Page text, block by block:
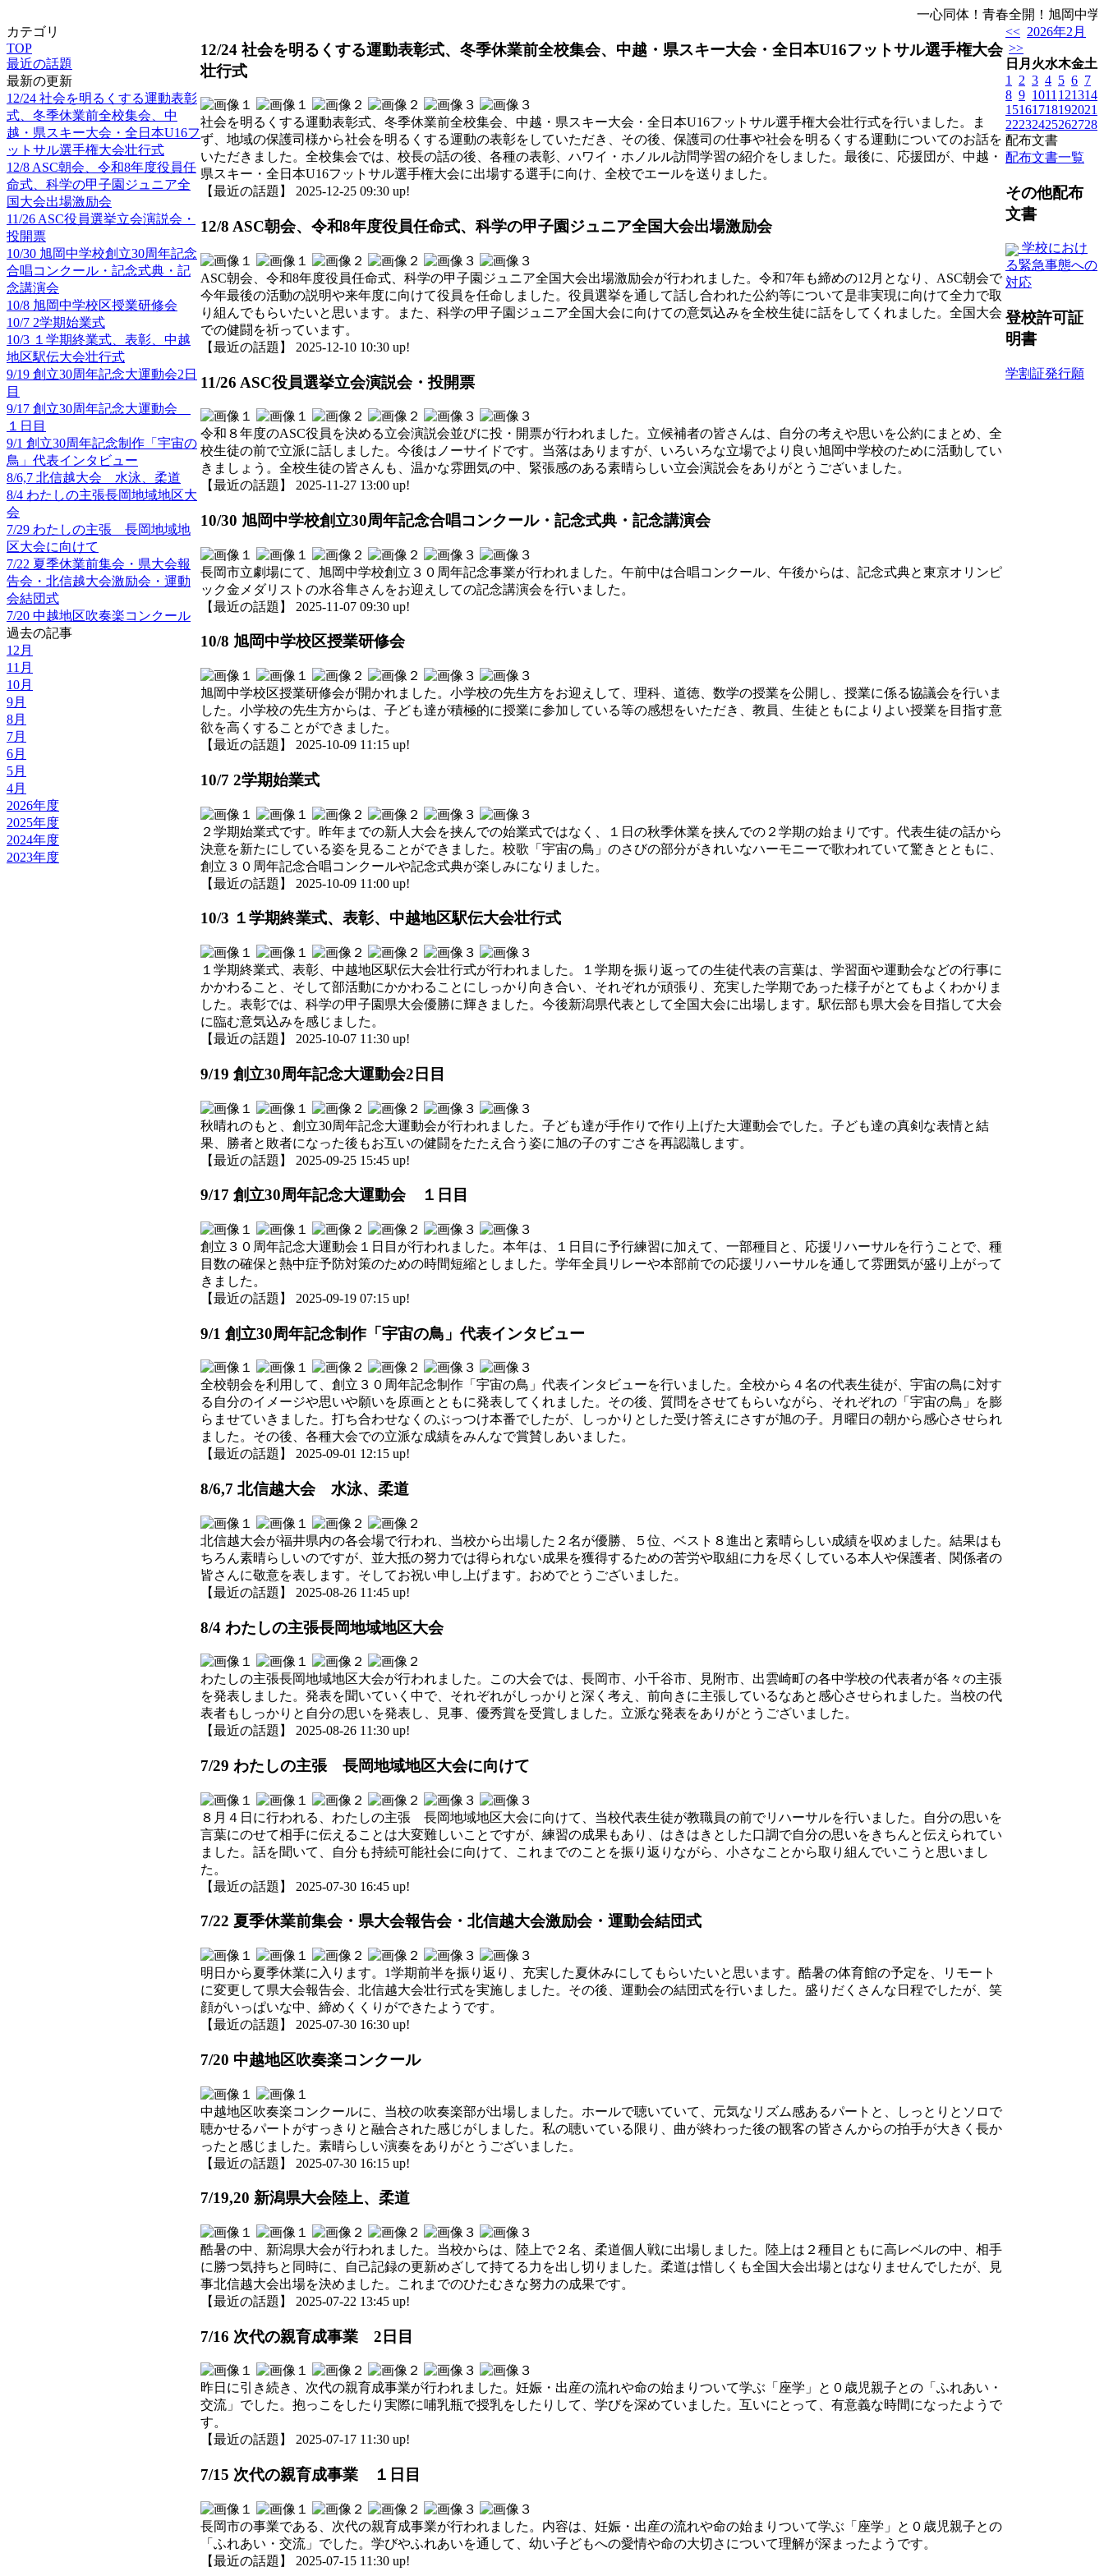
一心同体！青春全開！旭岡中
カテゴリ
TOP
最近の話題
最新の更新
12/24 社会を明るくする運動表彰
式、冬季休業前全校集会、中
越・県スキー大会・全日本U16フ
ットサル選手権大会壮行式
12/8 ASC朝会、令和8年度役員任
命式、科学の甲子園ジュニア全
国大会出場激励会
11/26 ASC役員選挙立会演説会・
投開票
10/30 旭岡中学校創立30周年記念
合唱コンクール・記念式典・記
念講演会
10/8 旭岡中学校区授業研修会
10/7 2学期始業式
10/3 １学期終業式、表彰、中越
地区駅伝大会壮行式
9/19 創立30周年記念大運動会2日
目
9/17 創立30周年記念大運動会
１日目
9/1 創立30周年記念制作「宇宙の
鳥」代表インタビュー
8/6,7 北信越大会 水泳、柔道
8/4 わたしの主張長岡地域地区大
会
7/29 わたしの主張 長岡地域地
区大会に向けて
7/22 夏季休業前集会・県大会報
告会・北信越大会激励会・運動
会結団式
7/20 中越地区吹奏楽コンクール
過去の記事
12月
11月
10月
9月
8月
7月
6月
5月
4月
2026年度
2025年度
2024年度
2023年度
12/24 社会を明るくする運動表彰式、冬季休業前全校集会、中越・県スキー大会・全日本U16フットサル選手権大会
壮行式
社会を明るくする運動表彰式、冬季休業前全校集会、中越・県スキー大会・全日本U16フットサル選手権大会壮行式を行いました。ま
ず、地域の保護司様から社会を明るくする運動の表彰をしていただき、その後、保護司の仕事や社会を明るくする運動についてのお話を
いただきました。全校集会では、校長の話の後、各種の表彰、ハワイ・ホノルル訪問学習の紹介をしました。最後に、応援団が、中越・
県スキー・全日本U16フットサル選手権大会に出場する選手に向け、全校でエールを送りました。
【最近の話題】 2025-12-25 09:30 up!
12/8 ASC朝会、令和8年度役員任命式、科学の甲子園ジュニア全国大会出場激励会
ASC朝会、令和8年度役員任命式、科学の甲子園ジュニア全国大会出場激励会が行われました。令和7年も締めの12月となり、ASC朝会で
今年最後の活動の説明や来年度に向けて役員を任命しました。役員選挙を通して話し合われた公約等について是非実現に向けて全力で取
り組んでもらいたいと思います。また、科学の甲子園ジュニア全国大会に向けての意気込みを全校生徒に話をしてくれました。全国大会
での健闘を祈っています。
【最近の話題】 2025-12-10 10:30 up!
11/26 ASC役員選挙立会演説会・投開票
令和８年度のASC役員を決める立会演説会並びに投・開票が行われました。立候補者の皆さんは、自分の考えや思いを公約にまとめ、全
校生徒の前で立派に話しました。今後はノーサイドです。当落はありますが、いろいろな立場でより良い旭岡中学校のために活動してい
きましょう。全校生徒の皆さんも、温かな雰囲気の中、緊張感のある素晴らしい立会演説会をありがとうございました。
【最近の話題】 2025-11-27 13:00 up!
10/30 旭岡中学校創立30周年記念合唱コンクール・記念式典・記念講演会
長岡市立劇場にて、旭岡中学校創立３０周年記念事業が行われました。午前中は合唱コンクール、午後からは、記念式典と東京オリンピ
ック金メダリストの水谷隼さんをお迎えしての記念講演会を行いました。
【最近の話題】 2025-11-07 09:30 up!
10/8 旭岡中学校区授業研修会
旭岡中学校区授業研修会が開かれました。小学校の先生方をお迎えして、理科、道徳、数学の授業を公開し、授業に係る協議会を行いま
した。小学校の先生方からは、子ども達が積極的に授業に参加している等の感想をいただき、教員、生徒ともによりよい授業を目指す意
欲を高くすることができました。
【最近の話題】 2025-10-09 11:15 up!
10/7 2学期始業式
２学期始業式です。昨年までの新人大会を挟んでの始業式ではなく、１日の秋季休業を挟んでの２学期の始まりです。代表生徒の話から
決意を新たにしている姿を見ることができました。校歌「宇宙の鳥」のさびの部分がきれいなハーモニーで歌われていて驚きとともに、
創立３０周年記念合唱コンクールや記念式典が楽しみになりました。
【最近の話題】 2025-10-09 11:00 up!
10/3 １学期終業式、表彰、中越地区駅伝大会壮行式
１学期終業式、表彰、中越地区駅伝大会壮行式が行われました。１学期を振り返っての生徒代表の言葉は、学習面や運動会などの行事に
かかわること、そして部活動にかかわることにしっかり向き合い、それぞれが頑張り、充実した学期であった様子がとてもよくわかりま
した。表彰では、科学の甲子園県大会優勝に輝きました。今後新潟県代表として全国大会に出場します。駅伝部も県大会を目指して大会
に臨む意気込みを感じました。
【最近の話題】 2025-10-07 11:30 up!
9/19 創立30周年記念大運動会2日目
秋晴れのもと、創立30周年記念大運動会が行われました。子ども達が手作りで作り上げた大運動会でした。子ども達の真剣な表情と結
果、勝者と敗者になった後もお互いの健闘をたたえ合う姿に旭の子のすごさを再認識します。
【最近の話題】 2025-09-25 15:45 up!
9/17 創立30周年記念大運動会 １日目
創立３０周年記念大運動会１日目が行われました。本年は、１日目に予行練習に加えて、一部種目と、応援リハーサルを行うことで、種
目数の確保と熱中症予防対策のための時間短縮としました。学年全員リレーや本部前での応援リハーサルを通して雰囲気が盛り上がって
きました。
【最近の話題】 2025-09-19 07:15 up!
9/1 創立30周年記念制作「宇宙の鳥」代表インタビュー
全校朝会を利用して、創立３０周年記念制作「宇宙の鳥」代表インタビューを行いました。全校から４名の代表生徒が、宇宙の鳥に対す
る自分のイメージや思いや願いを原画とともに発表してくれました。その後、質問をさせてもらいながら、それぞれの「宇宙の鳥」を膨
らませていきました。打ち合わせなくのぶっつけ本番でしたが、しっかりとした受け答えにさすが旭の子。月曜日の朝から感心させられ
ました。その後、各種大会での立派な成績をみんなで賞賛しあいました。
【最近の話題】 2025-09-01 12:15 up!
8/6,7 北信越大会 水泳、柔道
北信越大会が福井県内の各会場で行われ、当校から出場した２名が優勝、５位、ベスト８進出と素晴らしい成績を収めました。結果はも
ちろん素晴らしいのですが、並大抵の努力では得られない成果を獲得するための苦労や取組に力を尽くしている本人や保護者、関係者の
皆さんに敬意を表します。そしてお祝い申し上げます。おめでとうございました。
【最近の話題】 2025-08-26 11:45 up!
8/4 わたしの主張長岡地域地区大会
わたしの主張長岡地域地区大会が行われました。この大会では、長岡市、小千谷市、見附市、出雲崎町の各中学校の代表者が各々の主張
を発表しました。発表を聞いていく中で、それぞれがしっかりと深く考え、前向きに主張しているなあと感心させられました。当校の代
表者もしっかりと自分の思いを発表し、見事、優秀賞を受賞しました。立派な発表をありがとうございました。
【最近の話題】 2025-08-26 11:30 up!
7/29 わたしの主張 長岡地域地区大会に向けて
８月４日に行われる、わたしの主張 長岡地域地区大会に向けて、当校代表生徒が教職員の前でリハーサルを行いました。自分の思いを
言葉にのせて相手に伝えることは大変難しいことですが、練習の成果もあり、はきはきとした口調で自分の思いをきちんと伝えられてい
ました。話を聞いて、自分も持続可能社会に向けて、これまでのことを振り返りながら、小さなことから取り組んでいこうと思いまし
た。
【最近の話題】 2025-07-30 16:45 up!
7/22 夏季休業前集会・県大会報告会・北信越大会激励会・運動会結団式
明日から夏季休業に入ります。1学期前半を振り返り、充実した夏休みにしてもらいたいと思います。酷暑の体育館の予定を、リモート
に変更して県大会報告会、北信越大会壮行式を実施しました。その後、運動会の結団式を行いました。盛りだくさんな日程でしたが、笑
顔がいっぱいな中、締めくくりができたようです。
【最近の話題】 2025-07-30 16:30 up!
7/20 中越地区吹奏楽コンクール
中越地区吹奏楽コンクールに、当校の吹奏楽部が出場しました。ホールで聴いていて、元気なリズム感あるパートと、しっとりとソロで
聴かせるパートがすっきりと融合された感じがしました。私の聴いている限り、曲が終わった後の観客の皆さんからの拍手が大きく長か
ったと感じました。素晴らしい演奏をありがとうございました。
【最近の話題】 2025-07-30 16:15 up!
7/19,20 新潟県大会陸上、柔道
酷暑の中、新潟県大会が行われました。当校からは、陸上で２名、柔道個人戦に出場しました。陸上は２種目ともに高レベルの中、相手
に勝つ気持ちと同時に、自己記録の更新めざして持てる力を出し切りました。柔道は惜しくも全国大会出場とはなりませんでしたが、見
事北信越大会出場を決めました。これまでのひたむきな努力の成果です。
【最近の話題】 2025-07-22 13:45 up!
7/16 次代の親育成事業 2日目
昨日に引き続き、次代の親育成事業が行われました。妊娠・出産の流れや命の始まりついて学ぶ「座学」と０歳児親子との「ふれあい・
交流」でした。抱っこをしたり実際に哺乳瓶で授乳をしたりして、学びを深めていました。互いにとって、有意義な時間になったようで
す。
【最近の話題】 2025-07-17 11:30 up!
7/15 次代の親育成事業 １日目
長岡市の事業である、次代の親育成事業が行われました。内容は、妊娠・出産の流れや命の始まりついて学ぶ「座学」と０歳児親子との
「ふれあい・交流」でした。学びやふれあいを通して、幼い子どもへの愛情や命の大切さについて理解が深まったようです。
【最近の話題】 2025-07-15 11:30 up!
<< 2026年2月
>>
日 月 火水木金土
1
2 3 4 5 6 7
8 9 1011 121314
15161718192021
22232425262728
配布文書
配布文書一覧
その他配布
文書
学校におけ
る緊急事態への
対応
登校許可証
明書
学割証発行願